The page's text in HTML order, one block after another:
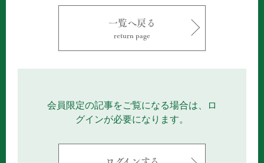
一覧へ戻る
return page
会員限定の記事をご覧になる場合は、ロ
グインが必要になります。